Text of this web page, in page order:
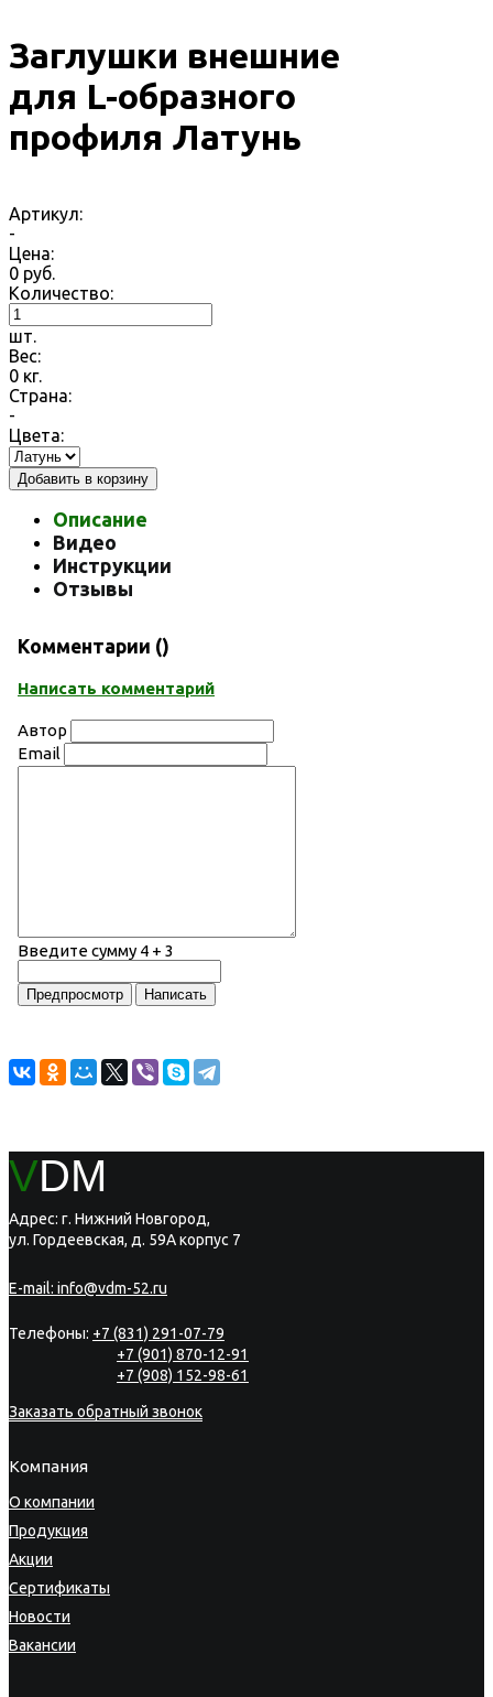
Заглушки внешние
для L-образного
профиля Латунь
Артикул:
-
Цена:
0 руб.
Количество:
шт.
Вес:
0 кг.
Страна:
-
Цвета:
Добавить в корзину
Описание
Видео
Инструкции
Отзывы
Комментарии ()
Написать комментарий
Автор
Email
Введите сумму 4 + 3
VDM
Адрес: г. Нижний Новгород,
ул. Гордеевская, д. 59А корпус 7
E-mail: info@vdm-52.ru
Телефоны: +7 (831) 291-07-79
+7 (901) 870-12-91
+7 (908) 152-98-61
Заказать обратный звонок
Компания
О компании
Продукция
Акции
Сертификаты
Новости
Вакансии